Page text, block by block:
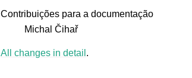
Contribuições para a documentação
Michal Čihař
All changes in detail .